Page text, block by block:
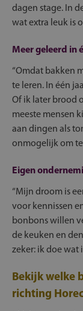
dagen stage. In
wat extra leuk is
Meer geleerd in
“Omdat bakken
te leren. In één
Of ik later brood
meeste mensen
aan dingen als
onmogelijk om te
Eigen
“Mijn droom is
voor kennissen
bonbons willen
de keuken en
zeker: ik doe wat
Bekijk welke
richting